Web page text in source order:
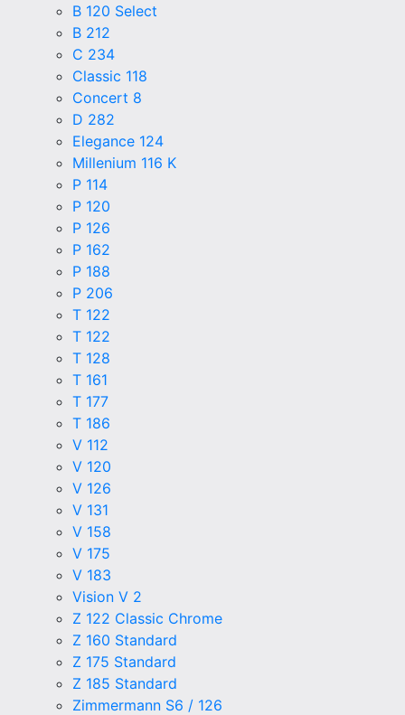
B 120 Select
B 212
C 234
Classic 118
Concert 8
D 282
Elegance 124
Millenium 116 K
P 114
P 120
P 126
P 162
P 188
P 206
T 122
T 122
T 128
T 161
T 177
T 186
V 112
V 120
V 126
V 131
V 158
V 175
V 183
Vision V 2
Z 122 Classic Chrome
Z 160 Standard
Z 175 Standard
Z 185 Standard
Zimmermann S6 / 126